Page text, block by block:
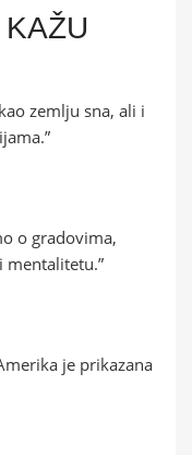
zemlju sna, ali i
o gradovima,
mentalitetu.”
je prikazana